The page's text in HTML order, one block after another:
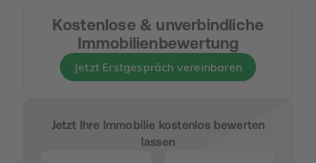
Kostenlose & unverbindliche
Immobilienbewertung
Jetzt Erstgespräch vereinbaren
Jetzt Ihre Immobilie kostenlos bewerten
lassen